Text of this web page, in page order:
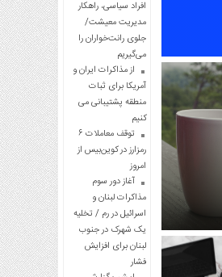
افراد سیاسی، راهکار
مدیریت معیشت/
جلوی رانت‌خواران را
می‌گیریم
از مذاکرات ایران و
آمریکا برای ثبات
منطقه پشتیبانی می
کنیم
توقف معاملات ۶
رمزارز در کوین‌بیس از
امروز
آغاز دور سوم
مذاکرات لبنان و
اسرائیل در رم / تخلیه
یک شهرک در جنوب
لبنان برای افزایش
فشار